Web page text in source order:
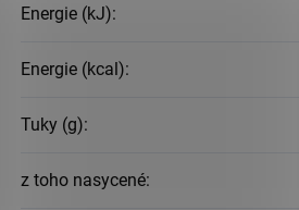
Energie (kJ):
Energie (kcal):
Tuky (g):
z toho nasycené: